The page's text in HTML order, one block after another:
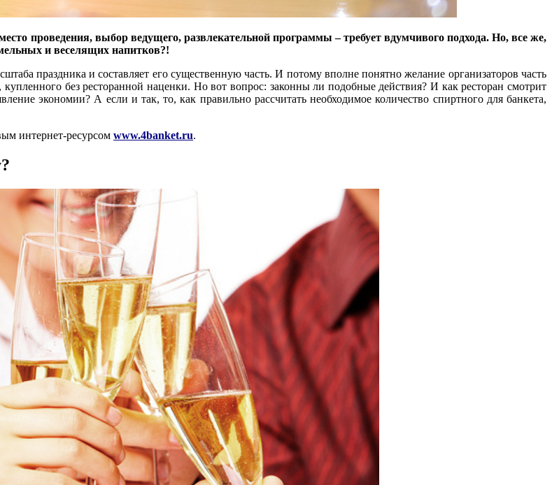
проведения, выбор ведущего, развлекательной программы – требует вдумчивого подхода. Но, все же,
и веселящих напитков?!
праздника и составляет его существенную часть. И потому вполне понятно желание организаторов часть
купленного без ресторанной наценки. Но вот вопрос: законны ли подобные действия? И как ресторан смотрит
экономии? А если и так, то, как правильно рассчитать необходимое количество спиртного для банкета,
интернет-ресурсом www.4banket.ru.